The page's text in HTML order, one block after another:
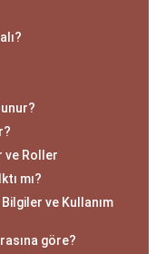
ve Roller
mı?
ve Kullanım
göre?